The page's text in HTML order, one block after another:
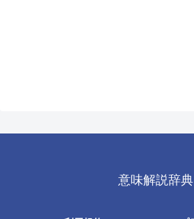
意味解説辞典